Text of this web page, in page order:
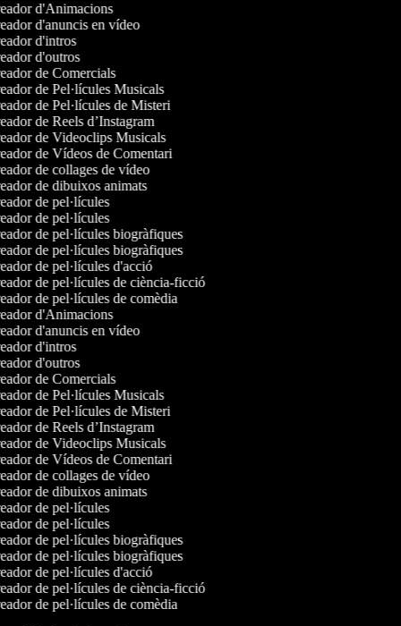
d'Animacions
d'anuncis en vídeo
d'intros
d'outros
de Comercials
de Pel·lícules Musicals
de Pel·lícules de Misteri
de Reels d’Instagram
de Videoclips Musicals
de Vídeos de Comentari
de collages de vídeo
de dibuixos animats
de pel·lícules
de pel·lícules
de pel·lícules biogràfiques
de pel·lícules biogràfiques
de pel·lícules d'acció
de pel·lícules de ciència-ficció
de pel·lícules de comèdia
d'Animacions
d'anuncis en vídeo
d'intros
d'outros
de Comercials
de Pel·lícules Musicals
de Pel·lícules de Misteri
de Reels d’Instagram
de Videoclips Musicals
de Vídeos de Comentari
de collages de vídeo
de dibuixos animats
de pel·lícules
de pel·lícules
de pel·lícules biogràfiques
de pel·lícules biogràfiques
de pel·lícules d'acció
de pel·lícules de ciència-ficció
de pel·lícules de comèdia